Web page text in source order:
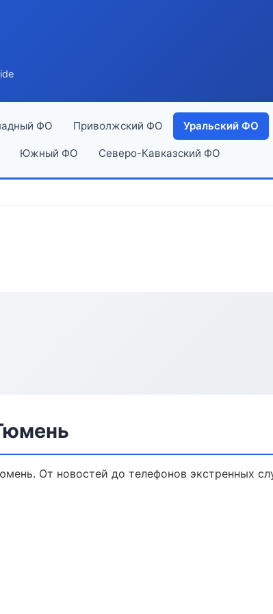
ФО Приволжский ФО Уральский ФО
Южный ФО Северо-Кавказский ФО
От новостей до телефонов экстренных